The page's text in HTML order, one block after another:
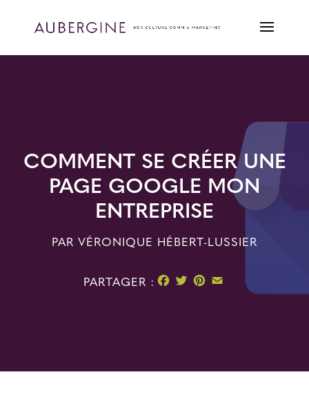
COMMENT SE CRÉER UNE
PAGE GOOGLE MON
ENTREPRISE
PAR VÉRONIQUE HÉBERT-LUSSIER
PARTAGER : Facebook
TwitterPinterest